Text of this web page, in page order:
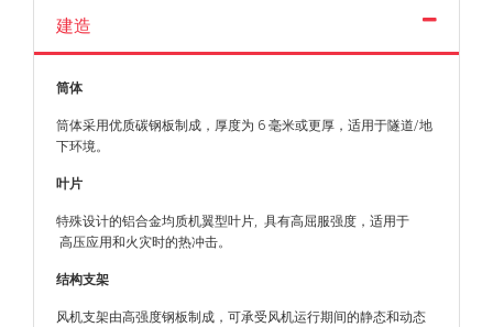
建造
筒体
筒体采用优质碳钢板制成，厚度为 6 毫米或更厚，适用于隧道/地
下环境。
叶片
特殊设计的铝合金均质机翼型叶片, 具有高屈服强度，适用于
高压应用和火灾时的热冲击。
结构支架
风机支架由高强度钢板制成，可承受风机运行期间的静态和动态